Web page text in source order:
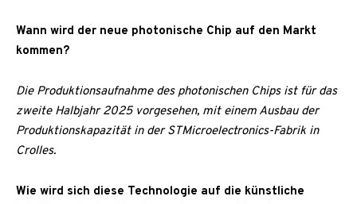
Wann wird der neue photonische Chip auf den Markt
kommen?
Die Produktionsaufnahme des photonischen Chips ist für das
zweite Halbjahr 2025 vorgesehen, mit einem Ausbau der
Produktionskapazität in der STMicroelectronics-Fabrik in
Crolles.
Wie wird sich diese Technologie auf die künstliche